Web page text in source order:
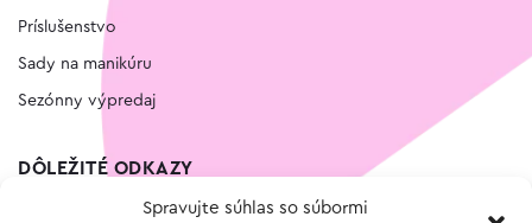
Spravujte súhlas so súbormi
Príslušenstvo
Sady na manikúru
Sezónny výpredaj
DÔLEŽITÉ ODKAZY